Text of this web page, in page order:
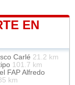
EN
Carlé 21.2 km
101.7 km
FAP Alfredo
km